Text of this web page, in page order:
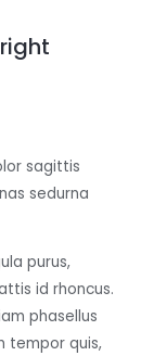
sagittis
sedurna
purus,
id rhoncus.
phasellus
tempor quis,